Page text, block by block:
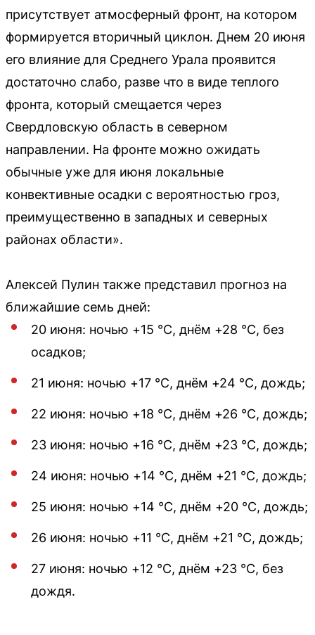
присутствует атмосферный фронт, на котором
формируется вторичный циклон. Днем 20 июня
его влияние для Среднего Урала проявится
достаточно слабо, разве что в виде теплого
фронта, который смещается через
Свердловскую область в северном
направлении. На фронте можно ожидать
обычные уже для июня локальные
конвективные осадки с вероятностью гроз,
преимущественно в западных и северных
районах области».
Алексей Пулин также представил прогноз на
ближайшие семь дней:
20 июня: ночью +15 °C, днём +28 °C, без
осадков;
21 июня: ночью +17 °C, днём +24 °C, дождь;
22 июня: ночью +18 °C, днём +26 °C, дождь;
23 июня: ночью +16 °C, днём +23 °C, дождь;
24 июня: ночью +14 °C, днём +21 °C, дождь;
25 июня: ночью +14 °C, днём +20 °C, дождь;
26 июня: ночью +11 °C, днём +21 °C, дождь;
27 июня: ночью +12 °C, днём +23 °C, без
дождя.